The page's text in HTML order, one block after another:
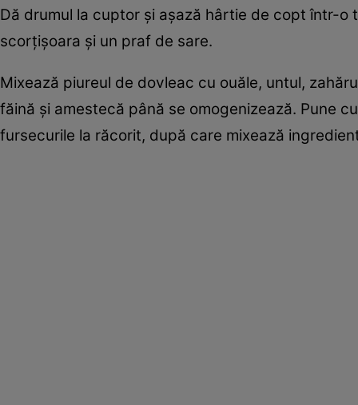
Dă drumul la cuptor şi aşază hârtie de copt într-
scorţişoara şi un praf de sare.
Mixează piureul de dovleac cu ouăle, untul,
făină şi amestecă până se omogenizează. Pune
fursecurile la răcorit, după care mixează